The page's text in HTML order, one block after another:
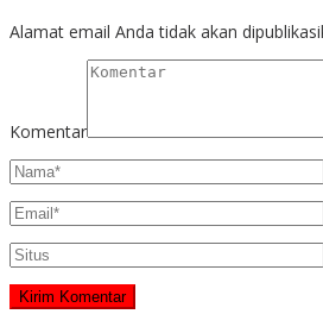
Alamat email Anda tidak akan
Komentar